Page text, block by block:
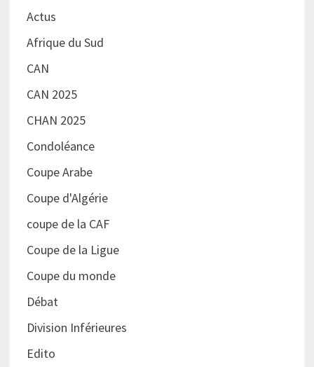
Actus
Afrique du Sud
CAN
CAN 2025
CHAN 2025
Condoléance
Coupe Arabe
Coupe d'Algérie
coupe de la CAF
Coupe de la Ligue
Coupe du monde
Débat
Division Inférieures
Edito